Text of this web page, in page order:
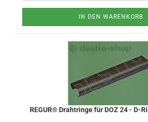
IN DEN WARENKORB
REGUR® Drahtringe für DOZ 24 - D-